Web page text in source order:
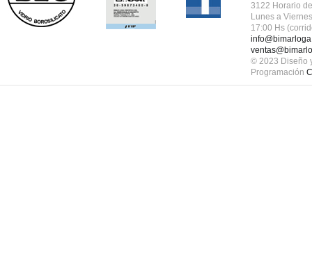
3122 Horario
Lunes a
17:00 Hs
© 2023 Diseño
Programación